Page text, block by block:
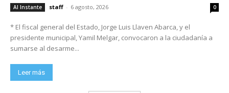
Al Instante staff - 6 agosto, 2026 0
* El fiscal general del Estado, Jorge Luis Llaven Abarca, y el
presidente municipal, Yamil Melgar, convocaron a la ciudadanía a
sumarse al desarme...
Leer más